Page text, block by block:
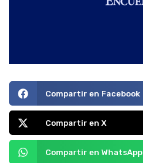
Compartir en Facebook
Compartir en X
Compartir en WhatsApp